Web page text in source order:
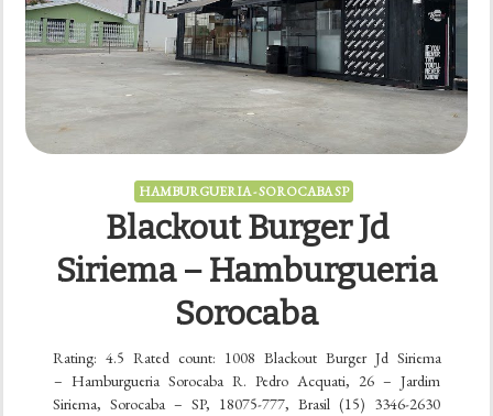
HAMBURGUERIA - SOROCABA SP
Blackout Burger Jd
Siriema – Hamburgueria
Sorocaba
Rating: 4.5 Rated count: 1008 Blackout Burger Jd Siriema
– Hamburgueria Sorocaba R. Pedro Acquati, 26 – Jardim
Siriema, Sorocaba – SP, 18075-777, Brasil (15) 3346-2630